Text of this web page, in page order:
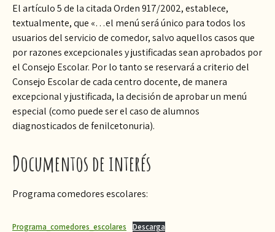
El artículo 5 de la citada Orden 917/2002, establece,
textualmente, que «…el menú será único para todos los
usuarios del servicio de comedor, salvo aquellos casos que
por razones excepcionales y justificadas sean aprobados por
el Consejo Escolar. Por lo tanto se reservará a criterio del
Consejo Escolar de cada centro docente, de manera
excepcional y justificada, la decisión de aprobar un menú
especial (como puede ser el caso de alumnos
diagnosticados de fenilcetonuria).
Documentos de interés
Programa comedores escolares:
Programa_comedores_escolares Descarga